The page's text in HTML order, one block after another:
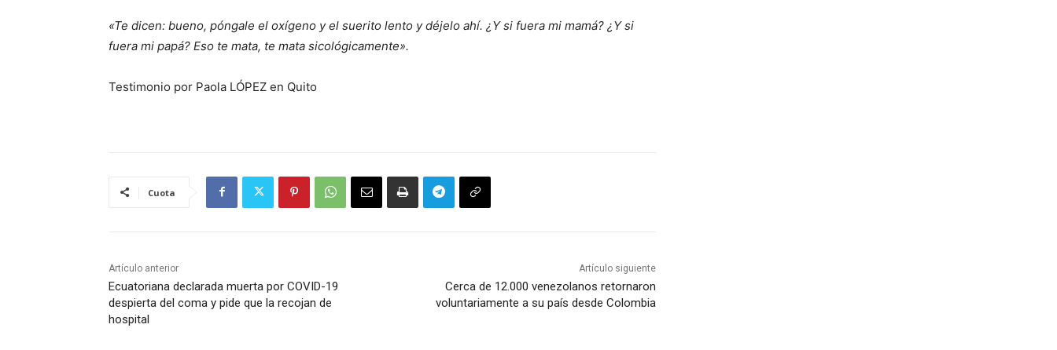
«Te dicen: bueno, póngale el oxígeno y el suerito lento y déjelo ahí. ¿Y si fuera mi mamá? ¿Y si
fuera mi papá? Eso te mata, te mata sicológicamente».
Testimonio por Paola LÓPEZ en Quito
Cuota
Artículo anterior
Ecuatoriana declarada muerta por COVID-19
despierta del coma y pide que la recojan de
hospital
Artículo siguiente
Cerca de 12.000 venezolanos retornaron
voluntariamente a su país desde Colombia